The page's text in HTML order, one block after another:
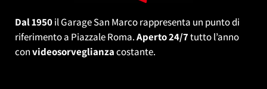
Dal 1950il Garage San Marco rappresenta un punto di
riferimento a Piazzale Roma.Aperto 24/7tutto l’anno
convideosorveglianzacostante.